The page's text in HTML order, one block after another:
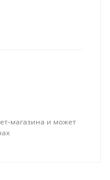
магазина и может